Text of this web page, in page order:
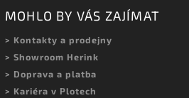
MOHLO BY VÁS ZAJÍMAT
> Kontakty a prodejny
> Showroom Herink
> Doprava a platba
> Kariéra v Plotech